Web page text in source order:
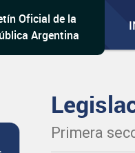
Oficial de la
Argentina
Primera